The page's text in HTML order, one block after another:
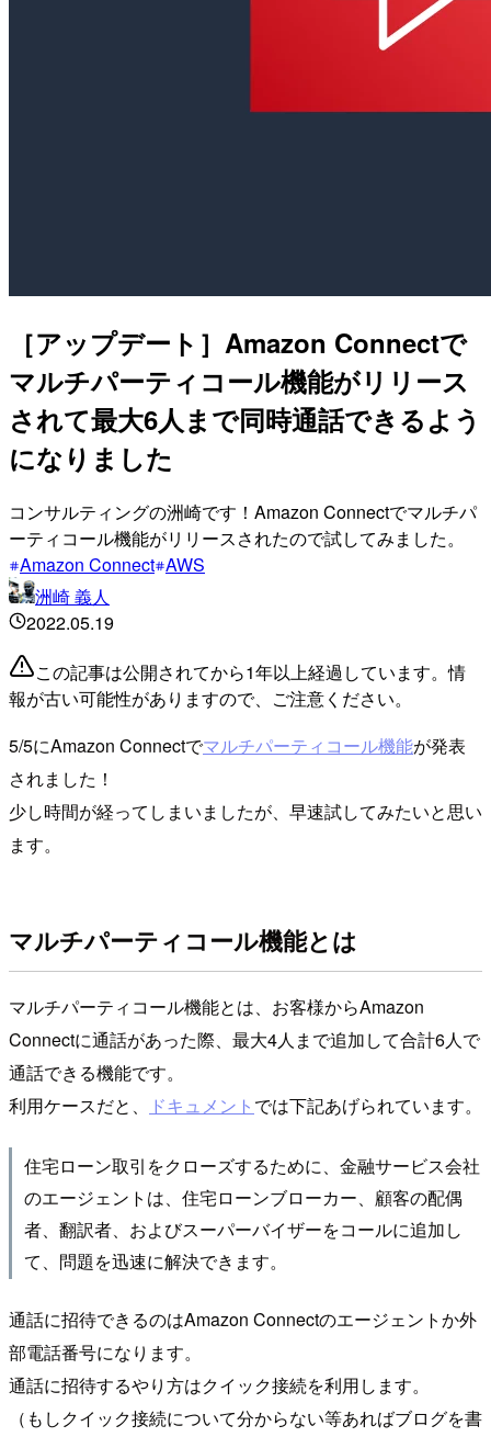
［アップデート］Amazon Connectで
マルチパーティコール機能がリリース
されて最大6人まで同時通話できるよう
になりました
コンサルティングの洲崎です！Amazon Connectでマルチパ
ーティコール機能がリリースされたので試してみました。
Amazon Connect AWS
洲崎 義人
2022.05.19
この記事は公開されてから1年以上経過しています。情
報が古い可能性がありますので、ご注意ください。
5/5にAmazon Connectでマルチパーティコール機能が発表
されました！
少し時間が経ってしまいましたが、早速試してみたいと思い
ます。
マルチパーティコール機能とは
マルチパーティコール機能とは、お客様からAmazon
Connectに通話があった際、最大4人まで追加して合計6人で
通話できる機能です。
利用ケースだと、
ドキュメント では下記あげられています。
住宅ローン取引をクローズするために、金融サービス会社
のエージェントは、住宅ローンブローカー、顧客の配偶
者、翻訳者、およびスーパーバイザーをコールに追加し
て、問題を迅速に解決できます。
通話に招待できるのはAmazon Connectのエージェントか外
部電話番号になります。
通話に招待するやり方はクイック接続を利用します。
（もしクイック接続について分からない等あればブログを書